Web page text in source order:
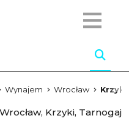
Wynajem Wrocław Krzyki
Wrocław, Krzyki, Tarnogaj